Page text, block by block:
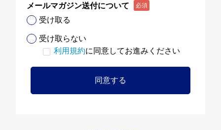
メールマガジン送付について 必須
受け取る
受け取らない
利用規約に同意してお進みください
同意する